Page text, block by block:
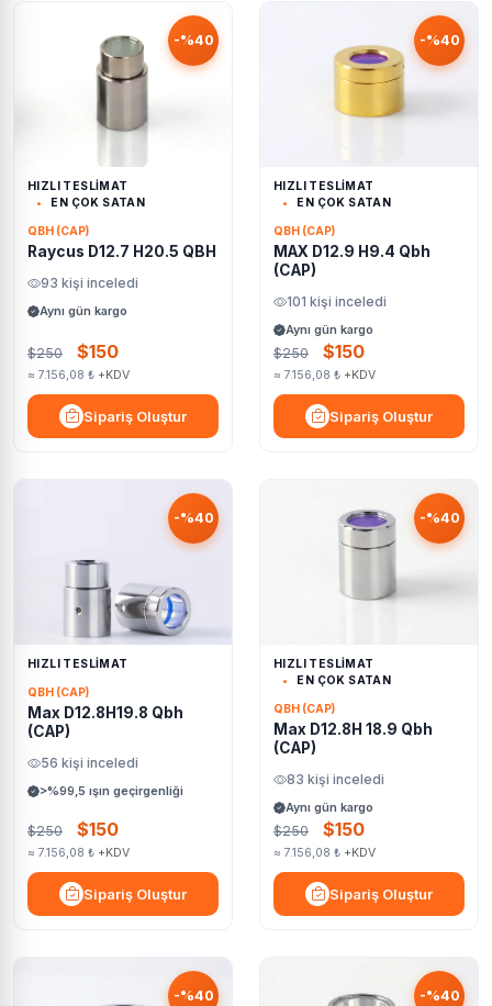
-%40
HIZLI TESLİMAT
EN ÇOK SATAN
QBH (CAP)
Raycus D12.7 H20.5 QBH
93 kişi inceledi
Aynı gün kargo
$250 $150
≈ 7.156,08 ₺ +KDV
Sipariş Oluştur
-%40
HIZLI TESLİMAT
EN ÇOK SATAN
QBH (CAP)
MAX D12.9 H9.4 Qbh
(CAP)
101 kişi inceledi
Aynı gün kargo
$250 $150
≈ 7.156,08 ₺ +KDV
Sipariş Oluştur
-%40
HIZLI TESLİMAT
QBH (CAP)
Max D12.8H19.8 Qbh
(CAP)
56 kişi inceledi
>%99,5 ışın geçirgenliği
$250 $150
≈ 7.156,08 ₺ +KDV
Sipariş Oluştur
-%40
HIZLI TESLİMAT
EN ÇOK SATAN
QBH (CAP)
Max D12.8H 18.9 Qbh
(CAP)
83 kişi inceledi
Aynı gün kargo
$250 $150
≈ 7.156,08 ₺ +KDV
Sipariş Oluştur
-%40 -%40